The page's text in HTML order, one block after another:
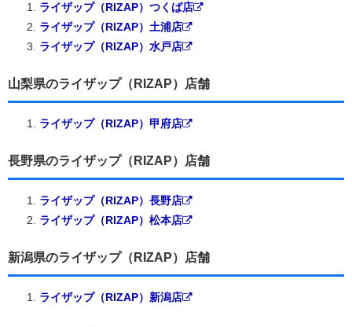
ライザップ（RIZAP）つくば店
ライザップ（RIZAP）土浦店
ライザップ（RIZAP）水戸店
山梨県のライザップ（RIZAP）店舗
ライザップ（RIZAP）甲府店
長野県のライザップ（RIZAP）店舗
ライザップ（RIZAP）長野店
ライザップ（RIZAP）松本店
新潟県のライザップ（RIZAP）店舗
ライザップ（RIZAP）新潟店